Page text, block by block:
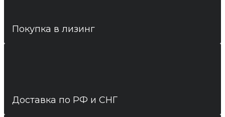
Покупка в лизинг
Доставка по РФ и СНГ